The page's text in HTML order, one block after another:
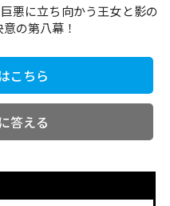
悪に立ち向かう王女と影の
の第八幕！
こちら
答える